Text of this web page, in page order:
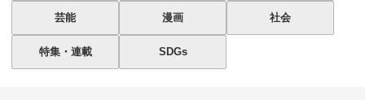
芸能 漫画 社会
特集・連載 SDGs